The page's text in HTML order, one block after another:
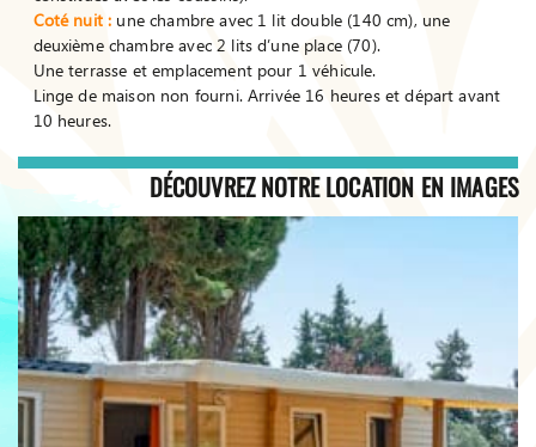
Coté nuit : une chambre avec 1 lit double (140 cm), une
deuxième chambre avec 2 lits d’une place (70).
Une terrasse et emplacement pour 1 véhicule.
Linge de maison non fourni. Arrivée 16 heures et départ avant
10 heures.
DÉCOUVREZ NOTRE LOCATION EN IMAGES